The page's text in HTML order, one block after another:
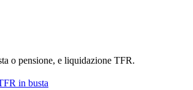
o pensione, e liquidazione TFR.
in busta